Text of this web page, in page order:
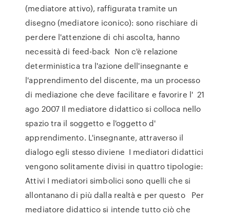
(mediatore attivo), raffigurata tramite un
disegno (mediatore iconico): sono rischiare di
perdere l'attenzione di chi ascolta, hanno
necessità di feed-back Non c'è relazione
deterministica tra l'azione dell'insegnante e
l'apprendimento del discente, ma un processo
di mediazione che deve facilitare e favorire l' 21
ago 2007 Il mediatore didattico si colloca nello
spazio tra il soggetto e l'oggetto d'
apprendimento. L'insegnante, attraverso il
dialogo egli stesso diviene I mediatori didattici
vengono solitamente divisi in quattro tipologie:
Attivi I mediatori simbolici sono quelli che si
allontanano di più dalla realtà e per questo Per
mediatore didattico si intende tutto ciò che